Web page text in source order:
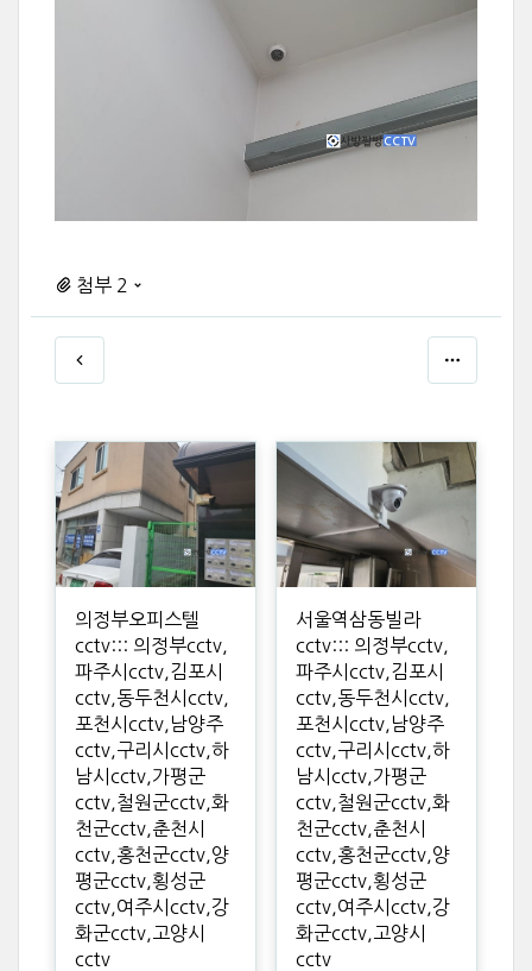
첨부 2
의정부오피스텔
cctv::: 의정부cctv,
파주시cctv,김포시
cctv,동두천시cctv,
포천시cctv,남양주
cctv,구리시cctv,하
남시cctv,가평군
cctv,철원군cctv,화
천군cctv,춘천시
cctv,홍천군cctv,양
평군cctv,횡성군
cctv,여주시cctv,강
화군cctv,고양시
cctv
서울역삼동빌라
cctv::: 의정부cctv,
파주시cctv,김포시
cctv,동두천시cctv,
포천시cctv,남양주
cctv,구리시cctv,하
남시cctv,가평군
cctv,철원군cctv,화
천군cctv,춘천시
cctv,홍천군cctv,양
평군cctv,횡성군
cctv,여주시cctv,강
화군cctv,고양시
cctv